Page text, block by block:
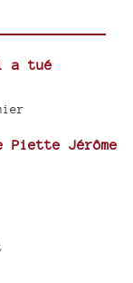
a tué
Piette Jérôme